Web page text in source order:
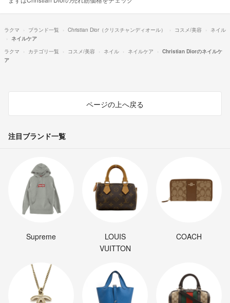
ラクマ ブランド一覧 Christian Dior（クリスチャンディオール） コスメ/美容
ネイル
ネイルケア
ラクマ
カテゴリ一覧 コスメ/美容 ネイル ネイルケア
Christian Diorのネイルケ
ア
ページの上へ戻る
注目ブランド一覧
Supreme
LOUIS
VUITTON
COACH